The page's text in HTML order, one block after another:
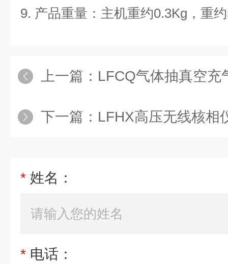
9. 产品重量：主机重约0.3Kg，重
上一篇： LFCQ气体抽真空充气
下一篇： LFHX高压无线核相
* 姓名：
* 电话：